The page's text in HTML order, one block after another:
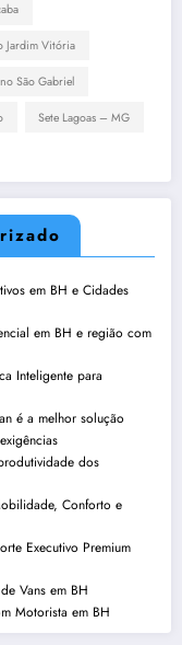
Jardim Vitória
São Gabriel
Sete Lagoas – MG
em BH e Cidades
em BH e região com
Inteligente para
é a melhor solução
dos
Conforto e
Executivo Premium
Vans em BH
Motorista em BH